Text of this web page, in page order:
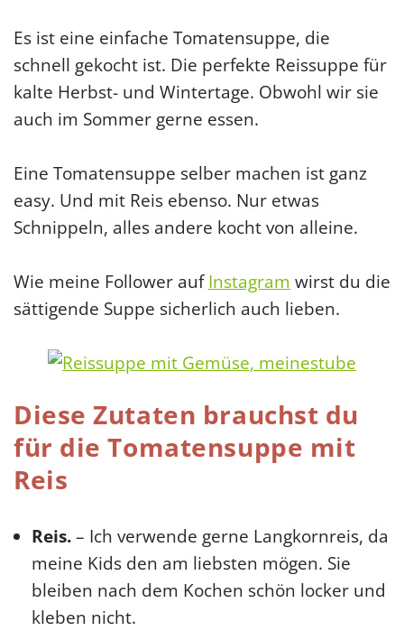
Es ist eine einfache Tomatensuppe, die
schnell gekocht ist. Die perfekte Reissuppe für
kalte Herbst- und Wintertage. Obwohl wir sie
auch im Sommer gerne essen.
Eine Tomatensuppe selber machen ist ganz
easy. Und mit Reis ebenso. Nur etwas
Schnippeln, alles andere kocht von alleine.
Wie meine Follower aufInstagram wirst du die
sättigende Suppe sicherlich auch lieben.
Diese Zutaten brauchst du
für die Tomatensuppe mit
Reis
Reis.– Ich verwende gerne Langkornreis, da
meine Kids den am liebsten mögen. Sie
bleiben nach dem Kochen schön locker und
kleben nicht.